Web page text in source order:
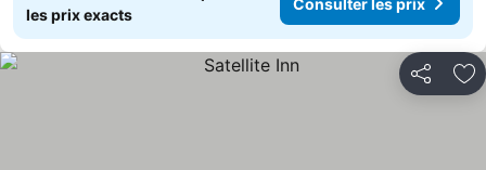
les prix exacts
Partager